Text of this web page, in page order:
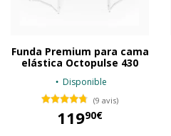
Funda Premium para cama
elástica Octopulse 430
Disponible
(9 avis)
11990€